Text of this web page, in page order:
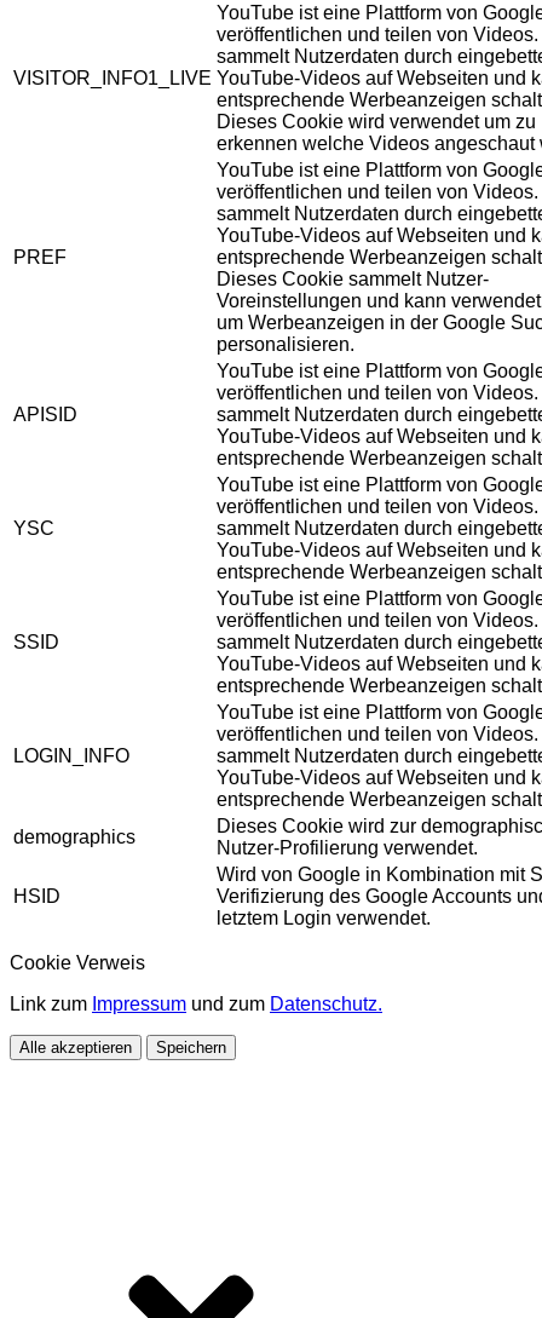
VISITOR_INFO1_LIVE
YouTube ist eine Plattform von
veröffentlichen und teilen von
sammelt Nutzerdaten durch
YouTube-Videos auf Webseiten und
entsprechende Werbeanzeigen
Dieses Cookie wird verwendet um zu
erkennen welche Videos angeschaut
PREF
YouTube ist eine Plattform von
veröffentlichen und teilen von
sammelt Nutzerdaten durch
YouTube-Videos auf Webseiten und
entsprechende Werbeanzeigen
Dieses Cookie sammelt Nutzer-
Voreinstellungen und kann
um Werbeanzeigen in der Google
personalisieren.
APISID
YouTube ist eine Plattform von
veröffentlichen und teilen von
sammelt Nutzerdaten durch
YouTube-Videos auf Webseiten und
entsprechende Werbeanzeigen
YSC
YouTube ist eine Plattform von
veröffentlichen und teilen von
sammelt Nutzerdaten durch
YouTube-Videos auf Webseiten und
entsprechende Werbeanzeigen
SSID
YouTube ist eine Plattform von
veröffentlichen und teilen von
sammelt Nutzerdaten durch
YouTube-Videos auf Webseiten und
entsprechende Werbeanzeigen
LOGIN_INFO
YouTube ist eine Plattform von
veröffentlichen und teilen von
sammelt Nutzerdaten durch
YouTube-Videos auf Webseiten und
entsprechende Werbeanzeigen
demographics
Dieses Cookie wird zur
Nutzer-Profilierung verwendet.
HSID
Wird von Google in Kombination mit
Verifizierung des Google Accounts
letztem Login verwendet.
Cookie Verweis
Link zum Impressum und zum Datenschutz.
Alle akzeptieren Speichern